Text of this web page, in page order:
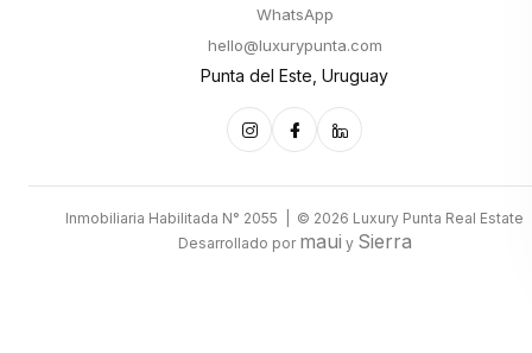
WhatsApp
hello@luxurypunta.com
Punta del Este, Uruguay
Inmobiliaria Habilitada N° 2055 | © 2026 Luxury Punta Real Estate
Desarrollado por maui y Sierra